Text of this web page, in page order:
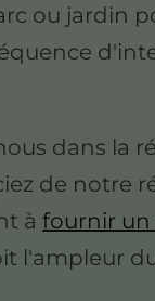
ou jardin
dans la
de notre
àfournir un
l'ampleur